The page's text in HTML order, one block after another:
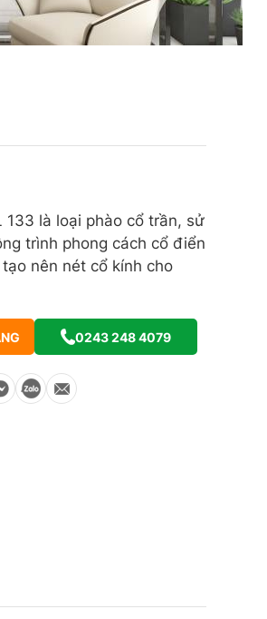
133 là loại phào cổ trần, sử
trình phong cách cổ điển
nên nét cổ kính cho
0243 248 4079